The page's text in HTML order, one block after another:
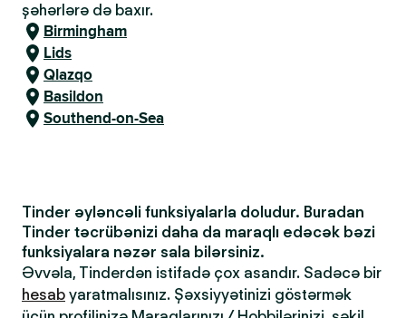
şəhərlərə də baxır.
Birmingham
Lids
Qlazqo
Basildon
Southend-on-Sea
Tinder əyləncəli funksiyalarla doludur. Buradan
Tinder təcrübənizi daha da maraqlı edəcək bəzi
funksiyalara nəzər sala bilərsiniz.
Əvvəla, Tinderdən istifadə çox asandır. Sadəcə bir
hesab yaratmalısınız. Şəxsiyyətinizi göstərmək